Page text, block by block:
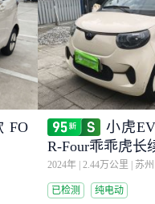
FO
小虎
R-Four乖乖虎长
2024年 2.44万公里 苏州
已检测 纯电动